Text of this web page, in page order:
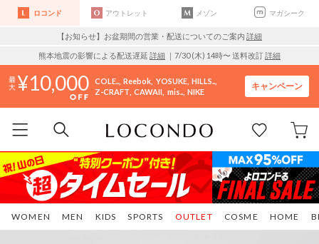
ロコンド アウトレット メゾン マガシーク
【お知らせ】お盆期間の営業・配送についてのご案内 詳細
熊本地震の影響による配送遅延 詳細 ｜7/30 (木) 14時〜 送料改訂詳細
10,000 COLE.. Reebok YOSUKE HILLS..
Z-CRAFT CAWAII mis.. NIKE
キャンペーン
WOMEN MEN KIDS SPORTS COSME HOME
OUTLET